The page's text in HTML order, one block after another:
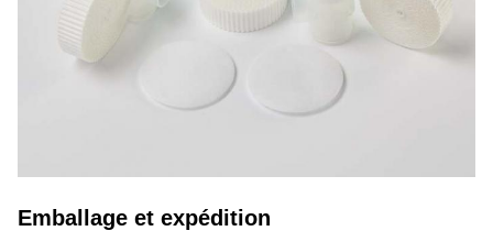
Emballage et expédition